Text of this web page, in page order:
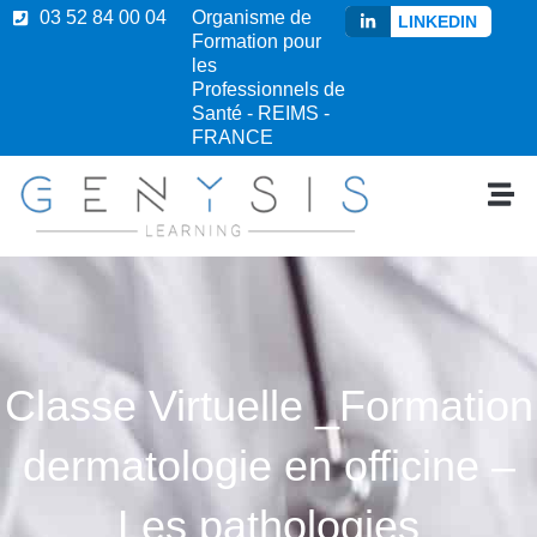
03 52 84 00 04
Organisme de
Formation pour
les
Professionnels de
Santé - REIMS -
FRANCE
LINKEDIN
Classe Virtuelle _Formation
dermatologie en officine –
Les pathologies